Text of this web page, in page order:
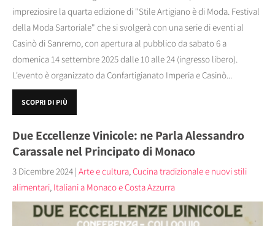
impreziosire la quarta edizione di "Stile Artigiano è di Moda. Festival
della Moda Sartoriale" che si svolgerà con una serie di eventi al
Casinò di Sanremo, con apertura al pubblico da sabato 6 a
domenica 14 settembre 2025 dalle 10 alle 24 (ingresso libero).
L'evento è organizzato da Confartigianato Imperia e Casinò...
SCOPRI DI PIÙ
Due Eccellenze Vinicole: ne Parla Alessandro
Carassale nel Principato di Monaco
3 Dicembre 2024 | Arte e cultura, Cucina tradizionale e nuovi stili
alimentari, Italiani a Monaco e Costa Azzurra